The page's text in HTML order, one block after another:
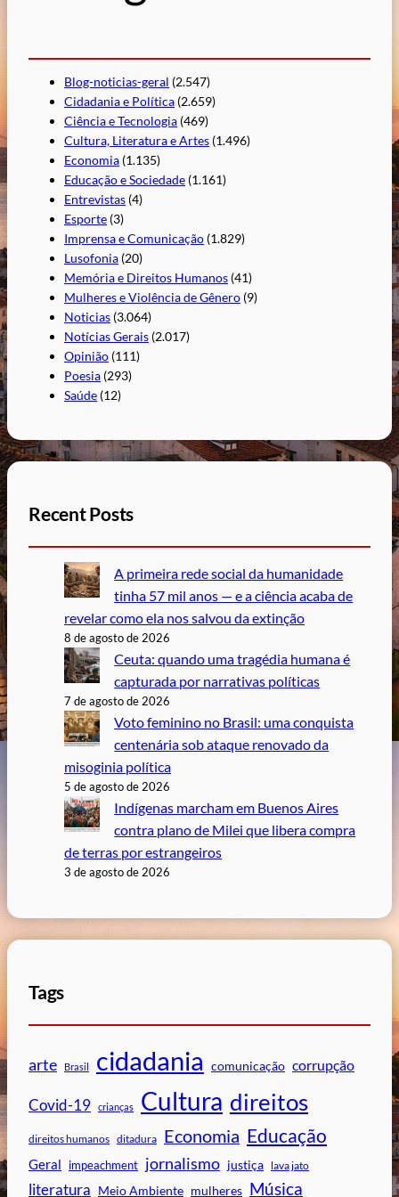
Blog-noticias-geral (2.547)
Cidadania e Política (2.659)
Ciência e Tecnologia (469)
Cultura, Literatura e Artes (1.496)
Economia (1.135)
Educação e Sociedade (1.161)
Entrevistas (4)
Esporte (3)
Imprensa e Comunicação (1.829)
Lusofonia (20)
Memória e Direitos Humanos (41)
Mulheres e Violência de Gênero (9)
Noticias (3.064)
Notícias Gerais (2.017)
Opinião (111)
Poesia (293)
Saúde (12)
Recent Posts
A primeira rede social da humanidade
tinha 57 mil anos — e a ciência acaba de
revelar como ela nos salvou da extinção
8 de agosto de 2026
Ceuta: quando uma tragédia humana é
capturada por narrativas políticas
7 de agosto de 2026
Voto feminino no Brasil: uma conquista
centenária sob ataque renovado da
misoginia política
5 de agosto de 2026
Indígenas marcham em Buenos Aires
contra plano de Milei que libera compra
de terras por estrangeiros
3 de agosto de 2026
Tags
arte Brasil cidadania comunicação corrupção
Covid-19 crianças Cultura direitos
direitos humanos ditadura Economia Educação
Geral impeachment jornalismo justiça lava jato
literatura Meio Ambiente mulheres Música